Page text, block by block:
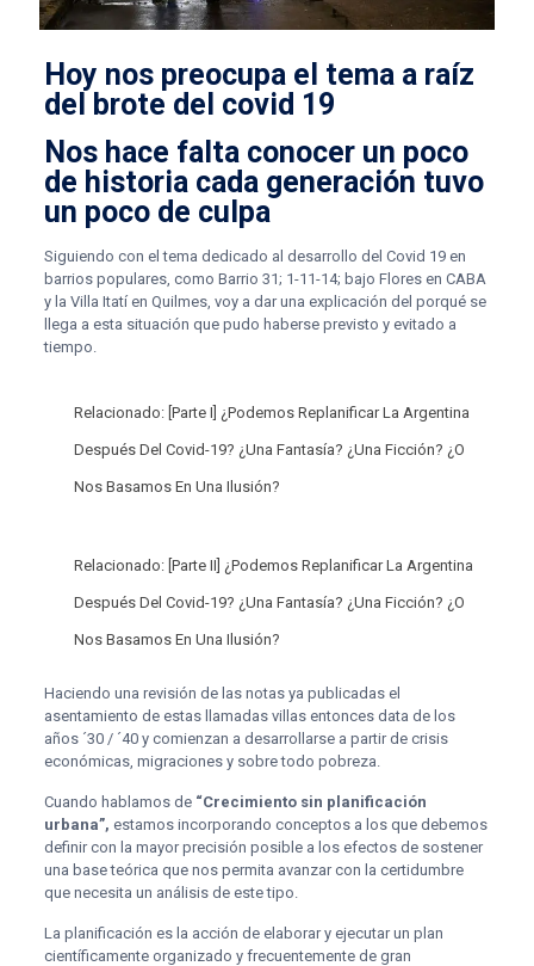
Hoy nos preocupa el tema a raíz
del brote del covid 19
Nos hace falta conocer un poco
de historia cada generación tuvo
un poco de culpa
Siguiendo con el tema dedicado al desarrollo del Covid 19 en
barrios populares, como Barrio 31; 1-11-14; bajo Flores en CABA
y la Villa Itatí en Quilmes, voy a dar una explicación del porqué se
llega a esta situación que pudo haberse previsto y evitado a
tiempo.
Relacionado: [Parte I] ¿Podemos Replanificar La Argentina
Después Del Covid-19? ¿Una Fantasía? ¿Una Ficción? ¿O
Nos Basamos En Una Ilusión?
Relacionado: [Parte II] ¿Podemos Replanificar La Argentina
Después Del Covid-19? ¿Una Fantasía? ¿Una Ficción? ¿O
Nos Basamos En Una Ilusión?
Haciendo una revisión de las notas ya publicadas el
asentamiento de estas llamadas villas entonces data de los
años ´30 / ´40 y comienzan a desarrollarse a partir de crisis
económicas, migraciones y sobre todo pobreza.
Cuando hablamos de “Crecimiento sin planificación
urbana”, estamos incorporando conceptos a los que debemos
definir con la mayor precisión posible a los efectos de sostener
una base teórica que nos permita avanzar con la certidumbre
que necesita un análisis de este tipo.
La planificación es la acción de elaborar y ejecutar un plan
científicamente organizado y frecuentemente de gran